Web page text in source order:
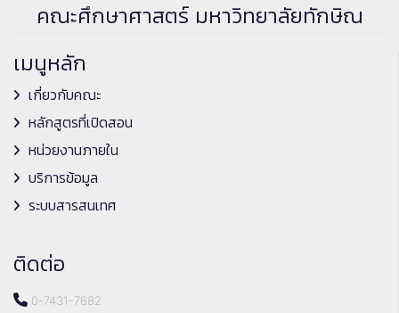
คณะศึกษาศาสตร์ มหาวิทยาลัยทักษิณ
เมนูหลัก
เกี่ยวกับคณะ
หลักสูตรที่เปิดสอน
หน่วยงานภายใน
บริการข้อมูล
ระบบสารสนเทศ
ติดต่อ
0-7431-7682